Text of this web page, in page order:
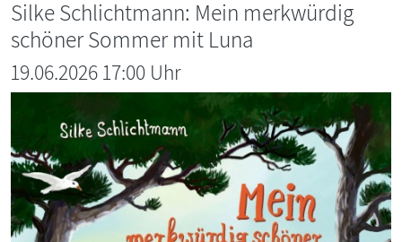
Silke Schlichtmann: Mein merkwürdig
schöner Sommer mit Luna
19.06.2026 17:00 Uhr